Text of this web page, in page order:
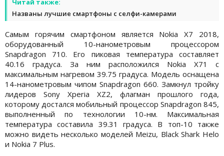
Читай также:
Названы лучшие смартфоны с селфи-камерами
Самым горячим смартфоном является Nokia X7 2018,
оборудованный 10-нанометровым процессором
Snapdragon 710. Его пиковая температура составляет
40.16 градуса. За ним расположился Nokia X71 с
максимальным нагревом 39.75 градуса. Модель оснащена
14-нанометровым чипом Snapdragon 660. Замкнул тройку
лидеров Sony Xperia XZ2, флагман прошлого года,
которому достался мобильный процессор Snapdragon 845,
выполненный по технологии 10-нм. Максимальная
температура составила 39.31 градуса. В топ-10 также
можно видеть несколько моделей Meizu, Black Shark Helo
и Nokia 7 Plus.